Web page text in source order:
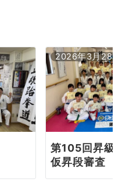
2026年3月28日
第105回昇級
仮昇段審査